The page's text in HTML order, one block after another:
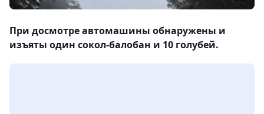
При досмотре автомашины обнаружены и
изъяты один сокол-балобан и 10 голубей.